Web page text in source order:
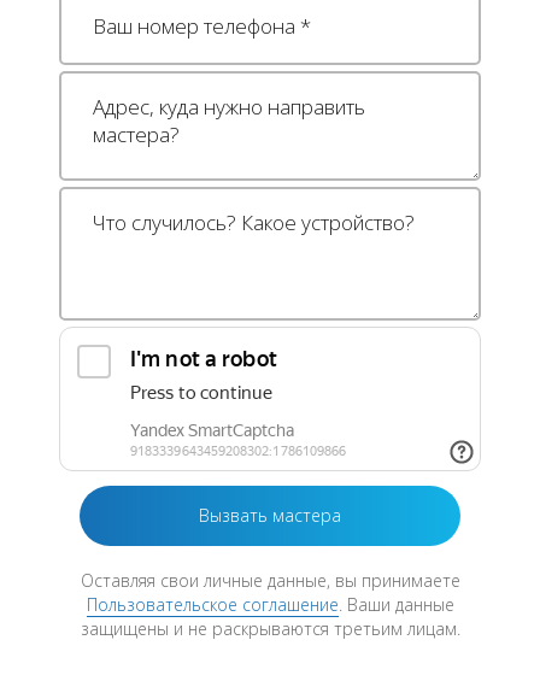
Оставляя свои личные данные, вы принимаете
Пользовательское соглашение. Ваши данные
защищены и не раскрываются третьим лицам.